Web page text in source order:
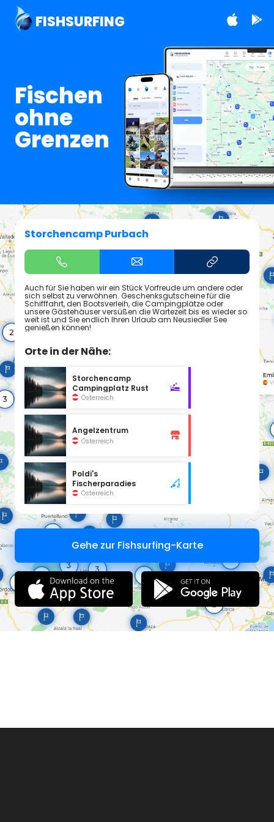
FISHSURFING
Fischen
ohne
Grenzen
Storchencamp Purbach
Auch für Sie haben wir ein Stück Vorfreude um andere oder
sich selbst zu verwöhnen. Geschenksgutscheine für die
Schifffahrt, den Bootsverleih, die Campingplätze oder
unsere Gästehäuser versüßen die Wartezeit bis es wieder so
weit ist und Sie endlich Ihren Urlaub am Neusiedler See
genießen können!
Orte in der Nähe:
Storchencamp
Campingplatz Rust
Österreich
Angelzentrum
Österreich
Poldi's
Fischerparadies
Österreich
Gehe zur Fishsurfing-Karte